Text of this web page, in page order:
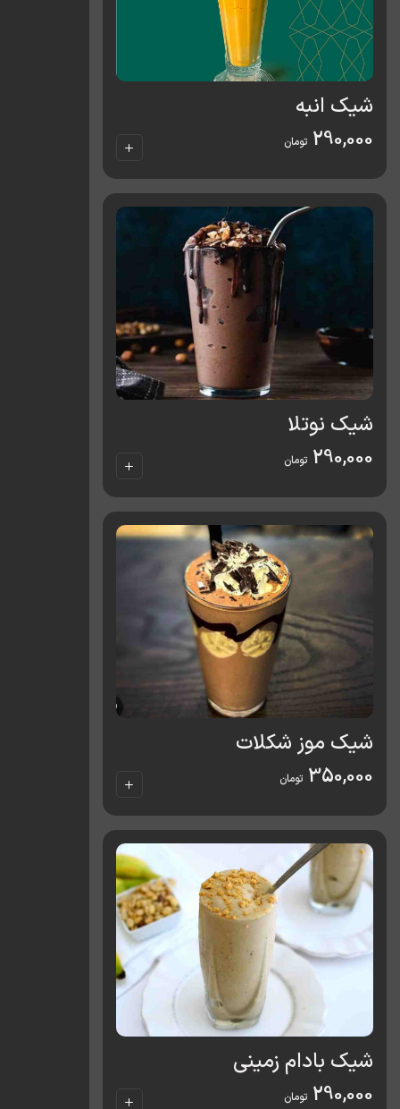
شیک انبه
290,000 تومان
شیک نوتلا
290,000 تومان
شیک موز شکلات
350,000 تومان
شیک بادام زمینی
290,000 تومان